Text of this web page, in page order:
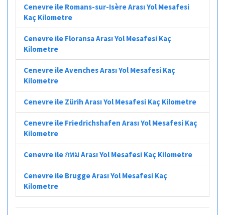
Cenevre ile Romans-sur-Isère Arası Yol Mesafesi
Kaç Kilometre
Cenevre ile Floransa Arası Yol Mesafesi Kaç
Kilometre
Cenevre ile Avenches Arası Yol Mesafesi Kaç
Kilometre
Cenevre ile Zürih Arası Yol Mesafesi Kaç Kilometre
Cenevre ile Friedrichshafen Arası Yol Mesafesi Kaç
Kilometre
Cenevre ile กทม Arası Yol Mesafesi Kaç Kilometre
Cenevre ile Brugge Arası Yol Mesafesi Kaç
Kilometre